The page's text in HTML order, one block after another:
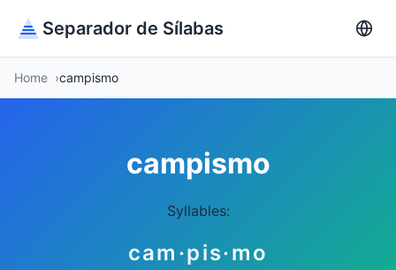
Separador de Sílabas
Home campismo
campismo
Syllables:
cam·pis·mo